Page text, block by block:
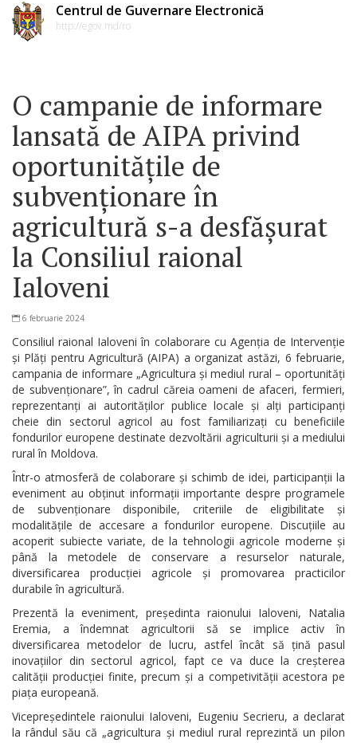
Centrul de Guvernare Electronică
http://egov.md/ro
O campanie de informare
lansată de AIPA privind
oportunitățile de
subvenționare în
agricultură s-a desfășurat
la Consiliul raional
Ialoveni
6 februarie 2024
Consiliul raional Ialoveni în colaborare cu Agenția de Intervenție
și Plăți pentru Agricultură (AIPA) a organizat astăzi, 6 februarie,
campania de informare „Agricultura și mediul rural – oportunități
de subvenționare”, în cadrul căreia oameni de afaceri, fermieri,
reprezentanți ai autorităților publice locale și alți participanți
cheie din sectorul agricol au fost familiarizați cu beneficiile
fondurilor europene destinate dezvoltării agriculturii și a mediului
rural în Moldova.
Într-o atmosferă de colaborare și schimb de idei, participanții la
eveniment au obținut informații importante despre programele
de subvenționare disponibile, criteriile de eligibilitate și
modalitățile de accesare a fondurilor europene. Discuțiile au
acoperit subiecte variate, de la tehnologii agricole moderne și
până la metodele de conservare a resurselor naturale,
diversificarea producției agricole și promovarea practicilor
durabile în agricultură.
Prezentă la eveniment, președinta raionului Ialoveni, Natalia
Eremia, a îndemnat agricultorii să se implice activ în
diversificarea metodelor de lucru, astfel încât să țină pasul
inovațiilor din sectorul agricol, fapt ce va duce la creșterea
calității producției finite, precum și a competivității acestora pe
piața europeană.
Vicepreședintele raionului Ialoveni, Eugeniu Secrieru, a declarat
la rândul său că „agricultura și mediul rural reprezintă un pilon